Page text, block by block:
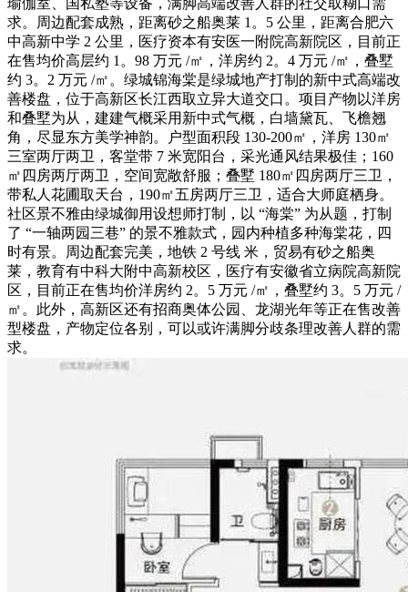
求。周边配套成熟，距离砂之船奥莱 1。5 公里，距离合肥六
中高新中学 2 公里，医疗资本有安医一附院高新院区，目前正
在售均价高层约 1。98 万元 /㎡，洋房约 2。4 万元 /㎡，叠墅
约 3。2 万元 /㎡。绿城锦海棠是绿城地产打制的新中式高端改
善楼盘，位于高新区长江西取立异大道交口。项目产物以洋房
和叠墅为从，建建气概采用新中式气概，白墙黛瓦、飞檐翘
角，尽显东方美学神韵。户型面积段 130-200㎡，洋房 130㎡
三室两厅两卫，客堂带 7 米宽阳台，采光通风结果极佳；160
㎡四房两厅两卫，空间宽敞舒服；叠墅 180㎡四房两厅三卫，
带私人花圃取天台，190㎡五房两厅三卫，适合大师庭栖身。
社区景不雅由绿城御用设想师打制，以 “海棠” 为从题，打制
了 “一轴两园三巷” 的景不雅款式，园内种植多种海棠花，四
时有景。周边配套完美，地铁 2 号线 米，贸易有砂之船奥
莱，教育有中科大附中高新校区，医疗有安徽省立病院高新院
区，目前正在售均价洋房约 2。5 万元 /㎡，叠墅约 3。5 万元 /
㎡。此外，高新区还有招商奥体公园、龙湖光年等正在售改善
型楼盘，产物定位各别，可以或许满脚分歧条理改善人群的需
求。